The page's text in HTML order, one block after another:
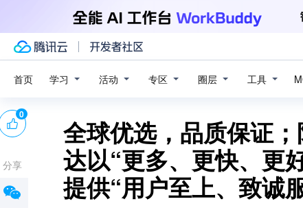
首页 学习 活动 专区 圈层 工具
全球优选，品质保证
达以“更多、更快、更
提供“用户至上、致诚
0
分享